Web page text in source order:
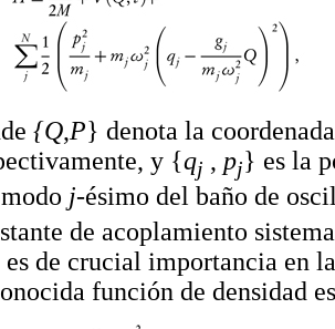
{Q,P} denota la
y {qj , pj} es la
j-ésimo del baño de
de acoplamiento
es de crucial importancia en
función de densidad